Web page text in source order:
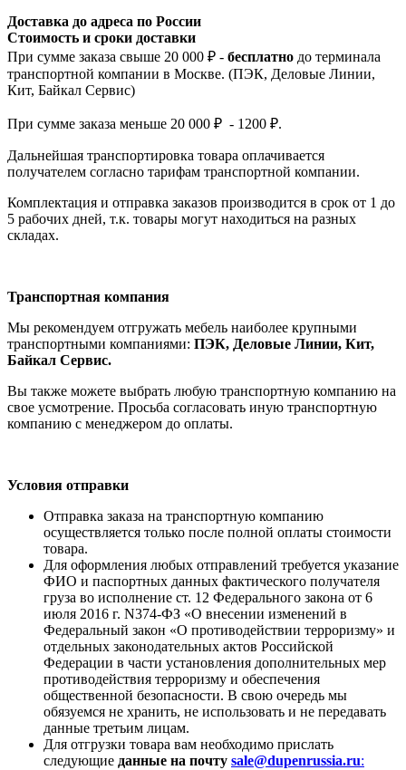
Доставка до адреса по России
Стоимость и сроки доставки
При сумме заказа свыше 20 000 ₽ - бесплатно до терминала
транспортной компании в Москве. (ПЭК, Деловые Линии,
Кит, Байкал Сервис)
При сумме заказа меньше 20 000 ₽ - 1200 ₽.
Дальнейшая транспортировка товара оплачивается
получателем согласно тарифам транспортной компании.
Комплектация и отправка заказов производится в срок от 1 до
5 рабочих дней, т.к. товары могут находиться на разных
складах.
Транспортная компания
Мы рекомендуем отгружать мебель наиболее крупными
транспортными компаниями: ПЭК, Деловые Линии, Кит,
Байкал Сервис.
Вы также можете выбрать любую транспортную компанию на
свое усмотрение. Просьба согласовать иную транспортную
компанию с менеджером до оплаты.
Условия отправки
Отправка заказа на транспортную компанию
осуществляется только после полной оплаты стоимости
товара.
Для оформления любых отправлений требуется указание
ФИО и паспортных данных фактического получателя
груза во исполнение ст. 12 Федерального закона от 6
июля 2016 г. N374-ФЗ «О внесении изменений в
Федеральный закон «О противодействии терроризму» и
отдельных законодательных актов Российской
Федерации в части установления дополнительных мер
противодействия терроризму и обеспечения
общественной безопасности. В свою очередь мы
обязуемся не хранить, не использовать и не передавать
данные третьим лицам.
Для отгрузки товара вам необходимо прислать
следующие данные на почту sale@dupenrussia.ru: